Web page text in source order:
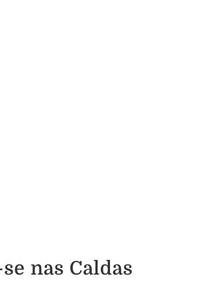
nas Caldas